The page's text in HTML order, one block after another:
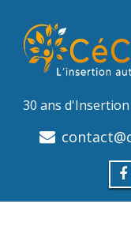
30 ans